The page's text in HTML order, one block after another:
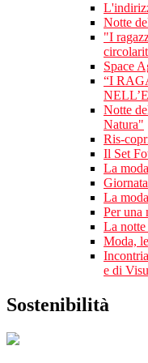
Notte
"I
Space
“I
Notte
Natura"
Ris-
Il Set
La
La
Per una
La notte
Moda,
e di
Sostenibilità